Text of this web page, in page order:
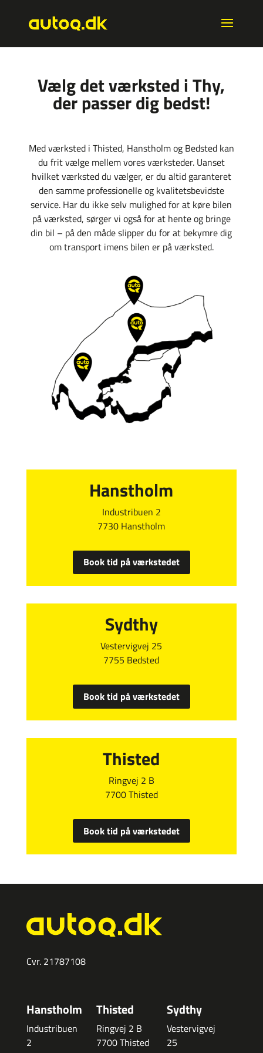
Vælg det værksted i Thy,
der passer dig bedst!
Med værksted i Thisted, Hanstholm og Bedsted kan
du frit vælge mellem vores værksteder. Uanset
hvilket værksted du vælger, er du altid garanteret
den samme professionelle og kvalitetsbevidste
service. Har du ikke selv mulighed for at køre bilen
på værksted, sørger vi også for at hente og bringe
din bil – på den måde slipper du for at bekymre dig
om transport imens bilen er på værksted.
Hanstholm
Industribuen 2
7730 Hanstholm
Book tid på værkstedet
Sydthy
Vestervigvej 25
7755 Bedsted
Book tid på værkstedet
Thisted
Ringvej 2 B
7700 Thisted
Book tid på værkstedet
Cvr. 21787108
Hanstholm
Industribuen
2
Thisted
Ringvej 2 B
7700 Thisted
Sydthy
Vestervigvej
25